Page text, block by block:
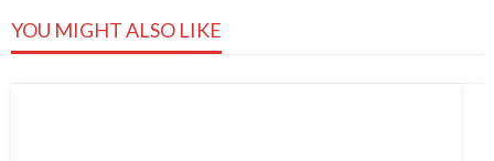
YOU MIGHT ALSO LIKE